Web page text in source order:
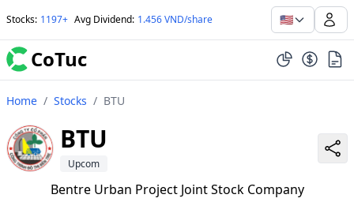
Stocks: 1197+ Avg Dividend: 1.456 VND/share 🇺🇸
CoTuc
Home / Stocks / BTU
BTU
Upcom
Bentre Urban Project Joint Stock Company